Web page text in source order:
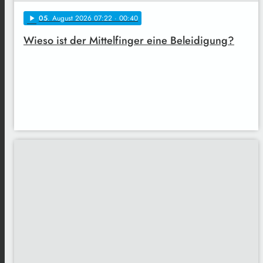
play_arrow 05. August 2026 07:22 · 00:40
Wieso ist der Mittelfinger eine Beleidigung?